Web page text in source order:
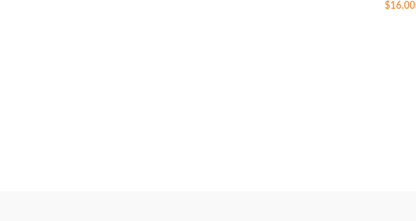
$16.00